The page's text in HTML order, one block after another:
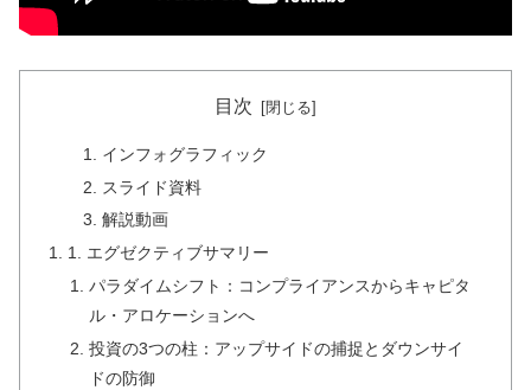
目次
インフォグラフィック
スライド資料
解説動画
1. エグゼクティブサマリー
パラダイムシフト：コンプライアンスからキャピタ
ル・アロケーションへ
投資の3つの柱：アップサイドの捕捉とダウンサイ
ドの防御